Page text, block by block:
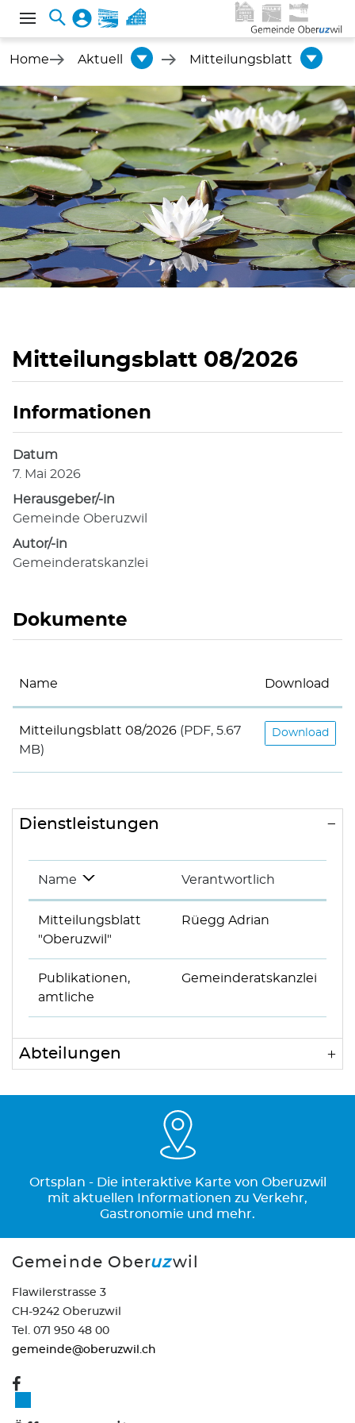
Home Aktuell Mitteilungsblatt
Mitteilungsblatt 08/2026
Informationen
Datum
7. Mai 2026
Herausgeber/-in
Gemeinde Oberuzwil
Autor/-in
Gemeinderatskanzlei
Dokumente
Name Download
Mitteilungsblatt 08/2026 (PDF, 5.67
MB)
Download
Zugehörige Objekte
Dienstleistungen
Name Verantwortlich
Mitteilungsblatt
"Oberuzwil"
Rüegg Adrian
Publikationen,
amtliche
Gemeinderatskanzlei
Abteilungen
Ortsplan - Die interaktive Karte von Oberuzwil
mit aktuellen Informationen zu Verkehr,
Gastronomie und mehr.
Gemeinde Oberuzwil
Flawilerstrasse 3
CH-9242 Oberuzwil
Tel. 071 950 48 00
gemeinde@oberuzwil.ch